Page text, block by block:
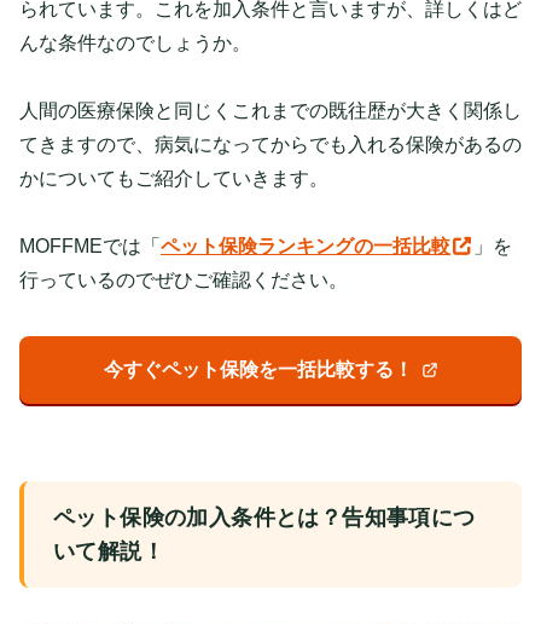
られています。これを加入条件と言いますが、詳しくはど
んな条件なのでしょうか。
人間の医療保険と同じくこれまでの既往歴が大きく関係し
てきますので、病気になってからでも入れる保険があるの
かについてもご紹介していきます。
MOFFMEでは「 ペット保険ランキングの一括比較
」を
行っているのでぜひご確認ください。
今すぐペット保険を一括比較する！
ペット保険の加入条件とは？告知事項につ
いて解説！